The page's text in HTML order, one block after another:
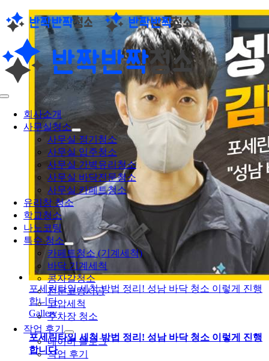
콘
텐
로
건
너
Toggle
Navigation회사소개
사무실청소
사무실 정기청소
사무실 입주청소
사무실 가벽유리청소
사무실 바닥전문청소
사무실 카페트청소
유리창 청소
학교청소
나노코팅
특수 청소
카페트청소 (기계세척)
바닥 기계세척
콩자갈청소
전문코팅시공
고압세척
주차장 청소
작업 후기
네이버 블로그
작업 후기
포세린타일 세척 방법 정리! 성남 바닥 청소 이렇게 진행
합니다
Gallery
포세린타일 세척 방법 정리! 성남 바닥 청소 이렇게 진행
합니다